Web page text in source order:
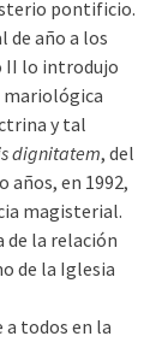
pontificio.
de año a los
II lo introdujo
mariológica
y tal
dignitatem, del
años, en 1992,
magisterial.
de la relación
de la Iglesia
a todos en la